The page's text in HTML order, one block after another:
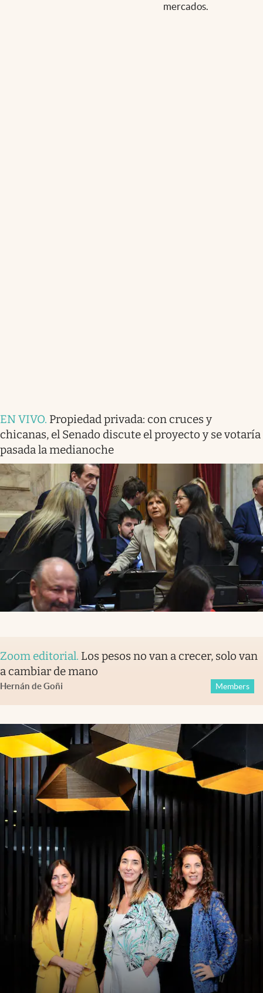
mercados.
EN VIVO. Propiedad privada: con cruces y
chicanas, el Senado discute el proyecto y se votaría
pasada la medianoche
Zoom editorial. Los pesos no van a crecer, solo van
a cambiar de mano
Hernán de Goñi Members